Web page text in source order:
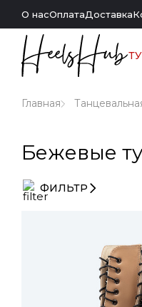
О насОплатаДоставка
Главная
Бежевые
ФИЛЬТР